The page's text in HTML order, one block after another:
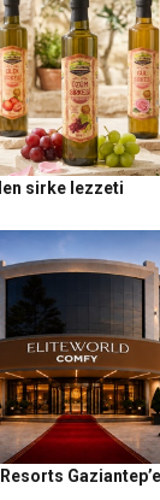
sirke lezzeti